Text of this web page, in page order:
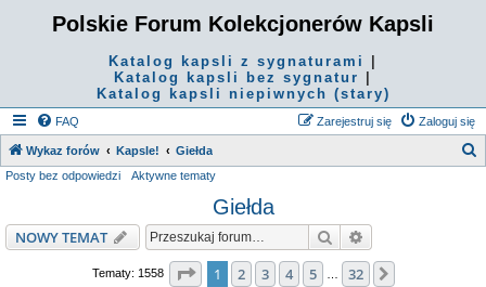
Polskie Forum Kolekcjonerów Kapsli
Katalog kapsli z sygnaturami
Katalog kapsli bez sygnatur
Katalog kapsli niepiwnych (stary)
FAQ Zaloguj się
Zarejestruj się
Wykaz forów Kapsle! Giełda
Posty bez odpowiedzi Aktywne tematy
Giełda
NOWY TEMAT Szukaj
Tematy: 1558 Strona1 z32
1 2 3 4 5 32